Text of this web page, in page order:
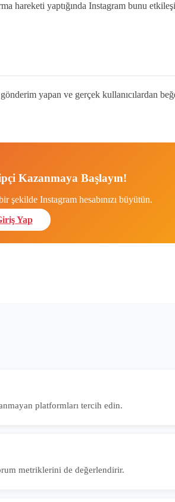
hareketi yaptığında Instagram bunu
yapan ve gerçek kullanıcılardan
Kazanmaya Başlayın!
şekilde Instagram hesabınızı büyütün.
Yap
platformları tercih edin.
metriklerini de değerlendirir.